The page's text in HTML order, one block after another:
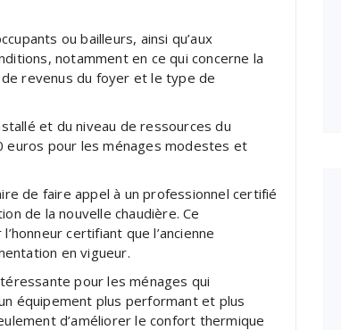
ou bailleurs, ainsi qu’aux
notamment en ce qui concerne la
de revenus du foyer et le type de
et du niveau de ressources du
euros pour les ménages modestes et
de faire appel à un professionnel certifié
de la nouvelle chaudière. Ce
certifiant que l’ancienne
en vigueur.
pour les ménages qui
équipement plus performant et plus
d’améliorer le confort thermique